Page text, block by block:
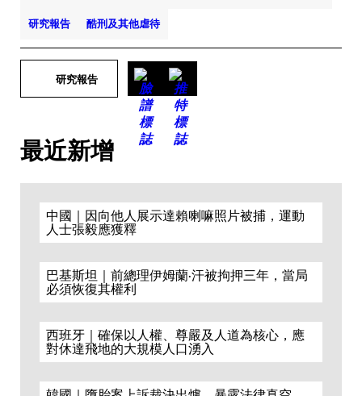
研究報告 酷刑及其他虐待
研究報告
最近新增
中國｜因向他人展示達賴喇嘛照片被捕，運動
人士張毅應獲釋
巴基斯坦｜前總理伊姆蘭·汗被拘押三年，當局
必須恢復其權利
西班牙｜確保以人權、尊嚴及人道為核心，應
對休達飛地的大規模人口湧入